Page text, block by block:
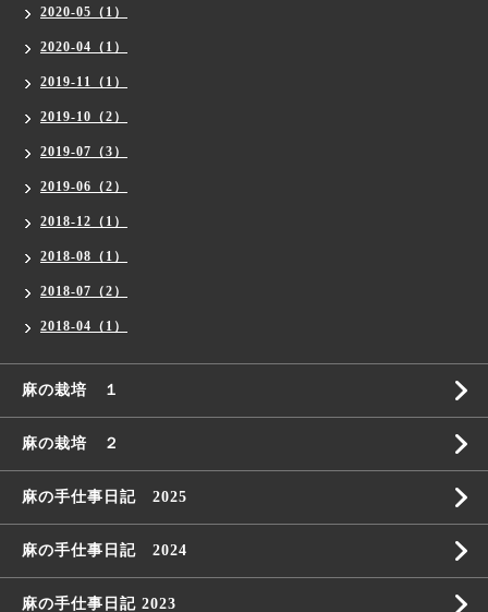
2020-05（1）
2020-04（1）
2019-11（1）
2019-10（2）
2019-07（3）
2019-06（2）
2018-12（1）
2018-08（1）
2018-07（2）
2018-04（1）
麻の栽培 １
麻の栽培 ２
麻の手仕事日記 2025
麻の手仕事日記 2024
麻の手仕事日記 2023